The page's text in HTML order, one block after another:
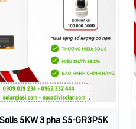
5KW 3 pha S5-GR3P5K